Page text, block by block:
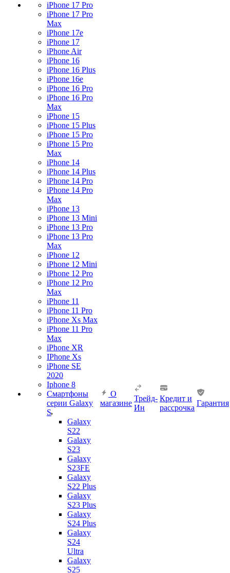
iPhone 17 Pro
iPhone 17 Pro
Max
iPhone 17e
iPhone 17
iPhone Air
iPhone 16
iPhone 16 Plus
iPhone 16e
iPhone 16 Pro
iPhone 16 Pro
Max
iPhone 15
iPhone 15 Plus
iPhone 15 Pro
iPhone 15 Pro
Max
iPhone 14
iPhone 14 Plus
iPhone 14 Pro
iPhone 14 Pro
Max
iPhone 13
iPhone 13 Mini
iPhone 13 Pro
iPhone 13 Pro
Max
iPhone 12
iPhone 12 Mini
iPhone 12 Pro
iPhone 12 Pro
Max
iPhone 11
iPhone 11 Pro
iPhone Xs Max
iPhone 11 Pro
Max
iPhone XR
IPhone Xs
iPhone SE
2020
Iphone 8
Смартфоны
серии Galaxy
S
Galaxy
S22
Galaxy
S23
Galaxy
S23FE
Galaxy
S22 Plus
Galaxy
S23 Plus
Galaxy
S24 Plus
Galaxy
S24
Ultra
Galaxy
S25
О
магазине
Трейд-
Ин
Кредит и
рассрочка
Гарантия